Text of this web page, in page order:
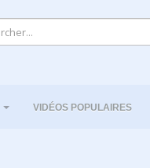
VIDÉOS POPULAIRES